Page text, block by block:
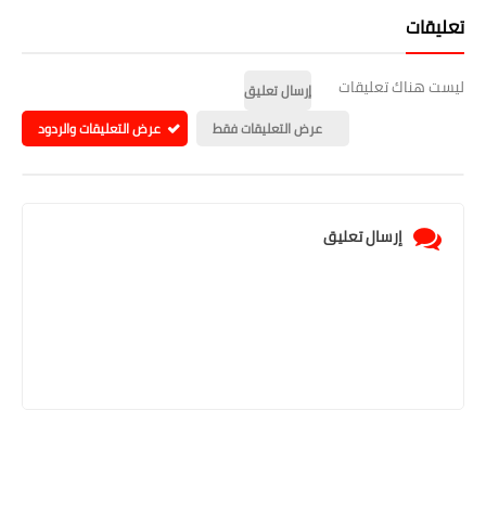
تعليقات
ليست هناك تعليقات
إرسال تعليق
عرض التعليقات فقط
عرض التعليقات والردود
إرسال تعليق